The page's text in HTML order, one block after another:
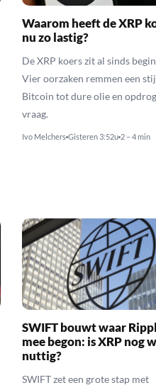
Waarom heeft de XRP
nu zo lastig?
De XRP koers zit al sinds
Vier oorzaken remmen een
Bitcoin tot dure olie en
vraag.
Ivo Melchers Gisteren 3:52u 2 – 4 min
SWIFT bouwt waar
mee begon: is XRP nog
nuttig?
SWIFT zet een grote stap met